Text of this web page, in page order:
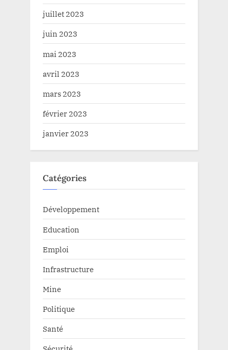
juillet 2023
juin 2023
mai 2023
avril 2023
mars 2023
février 2023
janvier 2023
Catégories
Développement
Education
Emploi
Infrastructure
Mine
Politique
Santé